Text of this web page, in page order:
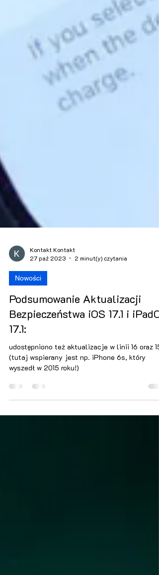
27 paź 2023
Nowości
Podsumowanie Aktualizacji
Bezpieczeństwa iOS 17.1 i
17.1:
udostępniono też aktualizacje w linii 16 oraz 15
(tutaj wspierany jest np. iPhone 6s, który
wyszedł w 2015 roku!)